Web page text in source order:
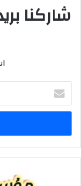
شاركنا
بريدك
الإلكتروني